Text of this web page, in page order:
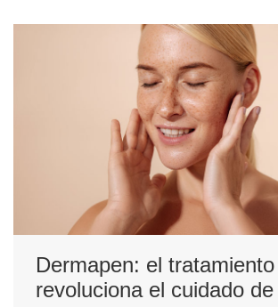
Dermapen: el
revoluciona el cuidado